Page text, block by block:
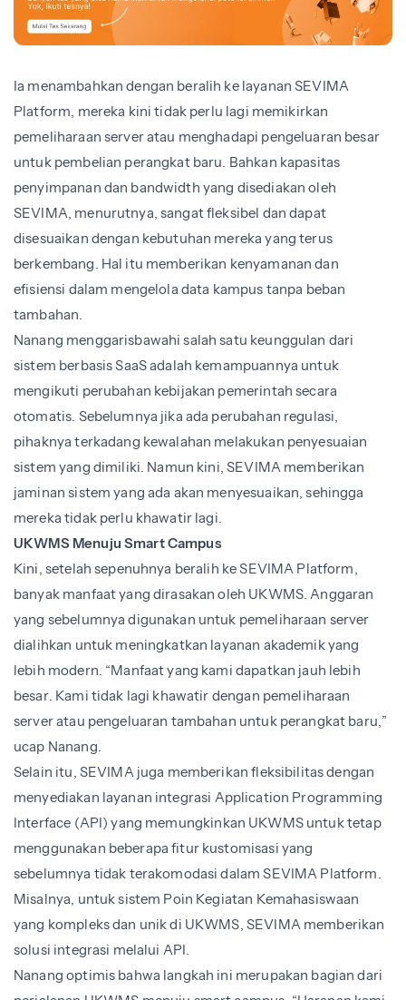
Ia menambahkan dengan beralih ke layanan SEVIMA
Platform, mereka kini tidak perlu lagi memikirkan
pemeliharaan server atau menghadapi pengeluaran besar
untuk pembelian perangkat baru. Bahkan kapasitas
penyimpanan dan bandwidth yang disediakan oleh
SEVIMA, menurutnya, sangat fleksibel dan dapat
disesuaikan dengan kebutuhan mereka yang terus
berkembang. Hal itu memberikan kenyamanan dan
efisiensi dalam mengelola data kampus tanpa beban
tambahan.
Nanang menggarisbawahi salah satu keunggulan dari
sistem berbasis SaaS adalah kemampuannya untuk
mengikuti perubahan kebijakan pemerintah secara
otomatis. Sebelumnya jika ada perubahan regulasi,
pihaknya terkadang kewalahan melakukan penyesuaian
sistem yang dimiliki. Namun kini, SEVIMA memberikan
jaminan sistem yang ada akan menyesuaikan, sehingga
mereka tidak perlu khawatir lagi.
UKWMS Menuju Smart Campus
Kini, setelah sepenuhnya beralih ke SEVIMA Platform,
banyak manfaat yang dirasakan oleh UKWMS. Anggaran
yang sebelumnya digunakan untuk pemeliharaan server
dialihkan untuk meningkatkan layanan akademik yang
lebih modern. “Manfaat yang kami dapatkan jauh lebih
besar. Kami tidak lagi khawatir dengan pemeliharaan
server atau pengeluaran tambahan untuk perangkat baru,”
ucap Nanang.
Selain itu, SEVIMA juga memberikan fleksibilitas dengan
menyediakan layanan integrasi Application Programming
Interface (API)yang memungkinkan UKWMS untuk tetap
menggunakan beberapa fitur kustomisasi yang
sebelumnya tidak terakomodasi dalam SEVIMA Platform.
Misalnya, untuk sistem Poin Kegiatan Kemahasiswaan
yang kompleks dan unik di UKWMS, SEVIMA memberikan
solusi integrasi melalui API.
Nanang optimis bahwa langkah ini merupakan bagian dari